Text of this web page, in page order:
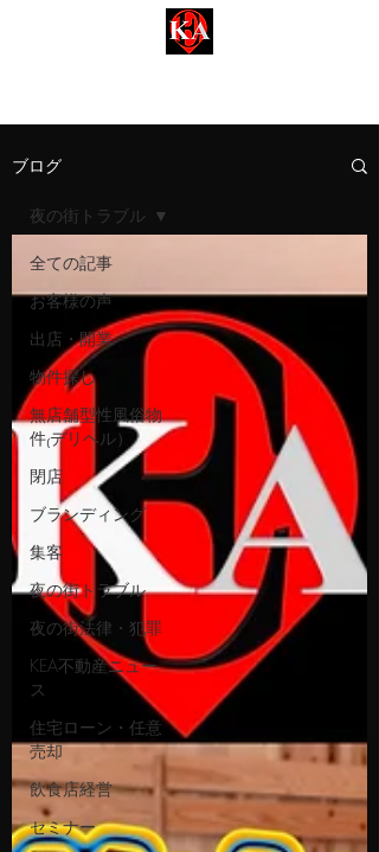
ブログ
全ての記事
お客様の声
出店・開業
物件探し
無店舗型性風俗物
件₍デリヘル）
閉店
ブランディング
集客
夜の街トラブル
夜の街法律・犯罪
KEA不動産ニュー
ス
住宅ローン・任意
売却
飲食店経営
セミナー
夜の街トラブル